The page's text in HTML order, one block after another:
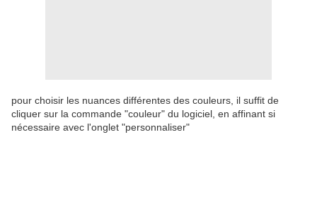
pour choisir les nuances différentes des couleurs, il suffit de
cliquer sur la commande "couleur" du logiciel, en affinant si
nécessaire avec l'onglet "personnaliser"